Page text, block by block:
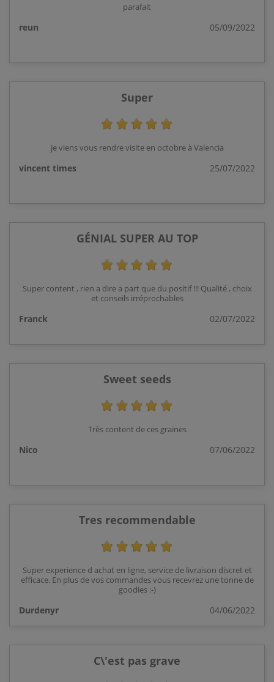
parafait
reun 05/09/2022
Super
je viens vous rendre visite en octobre à Valencia
vincent times 25/07/2022
GÉNIAL SUPER AU TOP
Super content , rien a dire a part que du positif !!! Qualité , choix
et conseils irréprochables
Franck 02/07/2022
Sweet seeds
Très content de ces graines
Nico 07/06/2022
Tres recommendable
Super experience d achat en ligne, service de livraison discret et
efficace. En plus de vos commandes vous recevrez une tonne de
goodies :-)
Durdenyr 04/06/2022
C\'est pas grave